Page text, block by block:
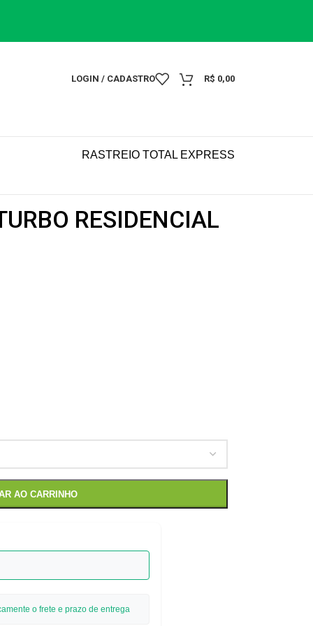
LOGIN / CADASTRO R$ 0,00
RASTREIO TOTAL EXPRESS
RESIDENCIAL
AO CARRINHO
o frete e prazo de entrega